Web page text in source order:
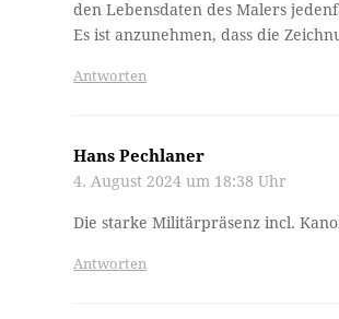
den Lebensdaten des Malers
Es ist anzunehmen, dass die
Antworten
Hans Pechlaner
4. August 2024 um 18:38 Uhr
Die starke Militärpräsenz incl.
Antworten